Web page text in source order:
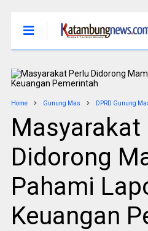
Home Gunung Mas DPRD Gunung
Masyarakat
Didorong
Pahami
Keuangan